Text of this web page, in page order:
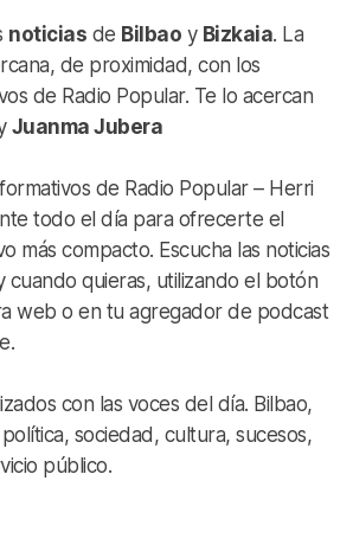
noticias de Bilbao y Bizkaia. La
de proximidad, con los
de Radio Popular. Te lo acercan
Juanma Jubera
de Radio Popular – Herri
todo el día para ofrecerte el
más compacto. Escucha las noticias
cuando quieras, utilizando el botón
web o en tu agregador de podcast
con las voces del día. Bilbao,
sociedad, cultura, sucesos,
público.